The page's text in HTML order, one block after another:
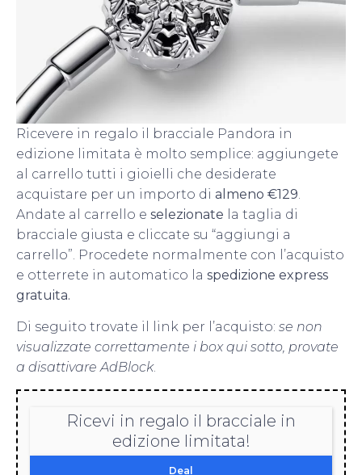
Ricevere in regalo il bracciale Pandora in
edizione limitata è molto semplice: aggiungete
al carrello tutti i gioielli che desiderate
acquistare per un importo di almeno €129.
Andate al carrello e selezionate la taglia di
bracciale giusta e cliccate su “aggiungi a
carrello”. Procedete normalmente con l’acquisto
e otterrete in automatico la spedizione express
gratuita.
Di seguito trovate il link per l’acquisto: se non
visualizzate correttamente i box qui sotto, provate
a disattivare AdBlock.
Ricevi in regalo il bracciale in
edizione limitata!
Deal